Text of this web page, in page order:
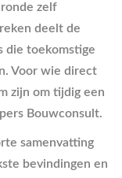
zelf
deelt de
die toekomstige
Voor wie direct
zijn om tijdig een
Bouwconsult.
samenvatting
bevindingen en